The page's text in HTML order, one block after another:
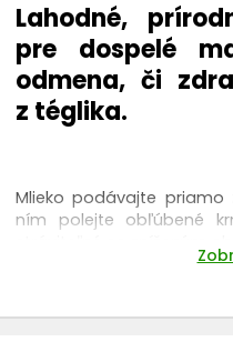
Lahodné,
pre dospelé
odmena, či
z téglika.
Mlieko podávajte
ním polejte obľúbené
vliať aj priamo do vody.